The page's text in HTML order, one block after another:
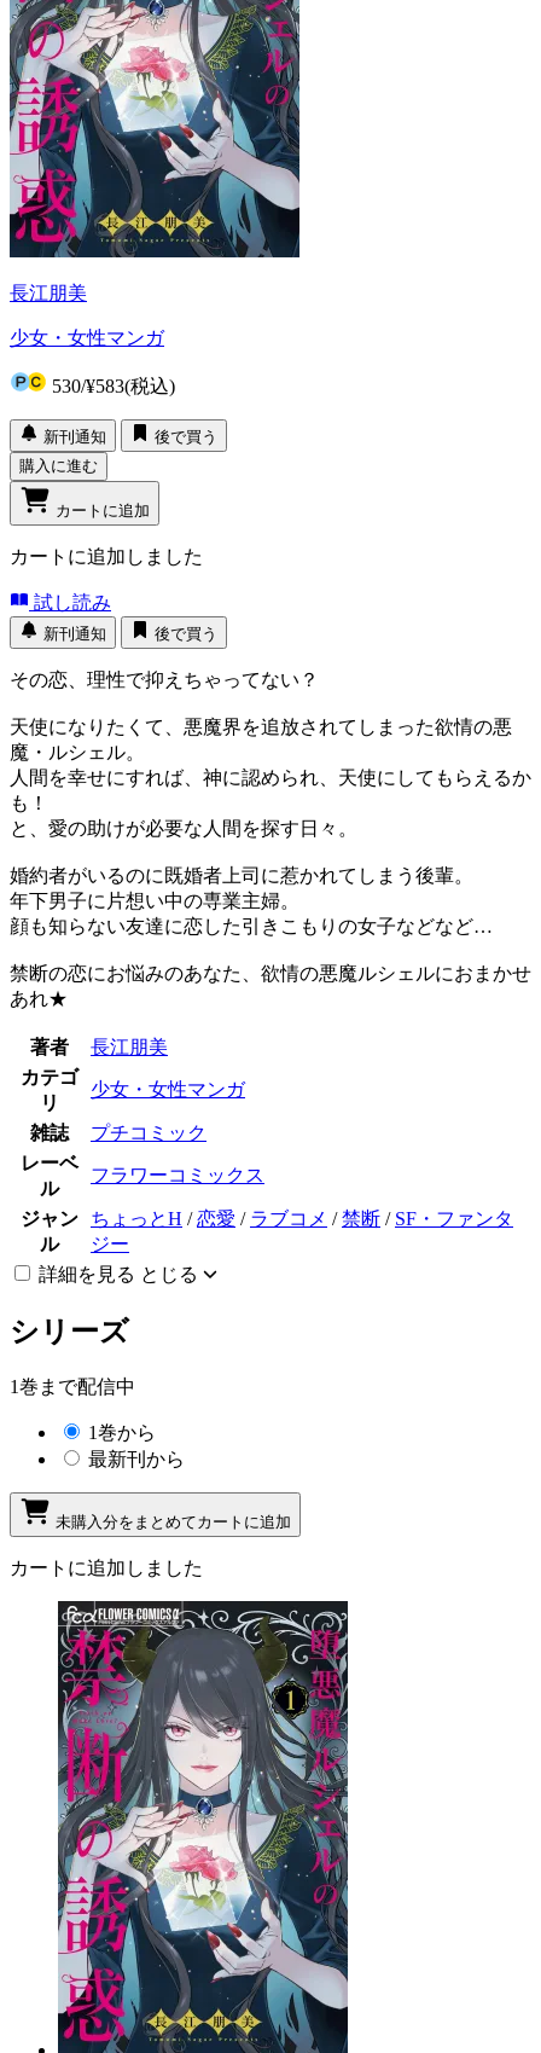
長江朋美
少女・女性マンガ
530/¥583(税込)
新刊通知
後で買う
購入に進む
カートに追加
カートに追加しました
試し読み
新刊通知 後で買う
その恋、理性で抑えちゃってない？
天使になりたくて、悪魔界を追放されてしまった欲情の悪
魔・ルシェル。
人間を幸せにすれば、神に認められ、天使にしてもらえるか
も！
と、愛の助けが必要な人間を探す日々。
婚約者がいるのに既婚者上司に惹かれてしまう後輩。
年下男子に片想い中の専業主婦。
顔も知らない友達に恋した引きこもりの女子などなど…
禁断の恋にお悩みのあなた、欲情の悪魔ルシェルにおまかせ
あれ★
著者
長江朋美
カテゴ
リ
少女・女性マンガ
雑誌
プチコミック
レーベ
ル
フラワーコミックス
ジャン
ル
ちょっとH /恋愛 / ラブコメ /禁断 / SF・ファンタ
ジー
詳細を見る とじる
シリーズ
1巻まで配信中
1巻から
最新刊から
未購入分をまとめてカートに追加
カートに追加しました